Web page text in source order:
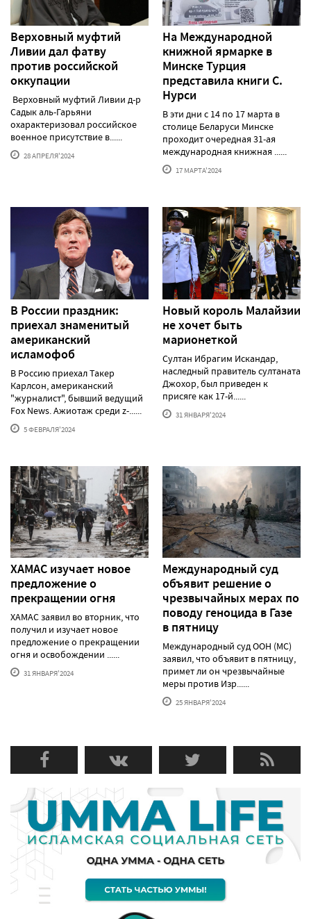
Верховный муфтий
Ливии дал фатву
против российской
оккупации
Верховный муфтий Ливии д-р
Садык аль-Гарьяни
охарактеризовал российское
военное присутствие в......
28 АПРЕЛЯ'2024
На Международной
книжной ярмарке в
Минске Турция
представила книги С.
Нурси
В эти дни с 14 по 17 марта в
столице Беларуси Минске
проходит очередная 31-ая
международная книжная ......
17 МАРТА'2024
В России праздник:
приехал знаменитый
американский
исламофоб
В Россию приехал Такер
Карлсон, американский
"журналист", бывший ведущий
Fox News. Ажиотаж среди z-......
5 ФЕВРАЛЯ'2024
Новый король Малайзии
не хочет быть
марионеткой
Султан Ибрагим Искандар,
наследный правитель султаната
Джохор, был приведен к
присяге как 17-й......
31 ЯНВАРЯ'2024
ХАМАС изучает новое
предложение о
прекращении огня
ХАМАС заявил во вторник, что
получил и изучает новое
предложение о прекращении
огня и освобождении ......
31 ЯНВАРЯ'2024
Международный суд
объявит решение о
чрезвычайных мерах по
поводу геноцида в Газе
в пятницу
Международный суд ООН (МС)
заявил, что объявит в пятницу,
примет ли он чрезвычайные
меры против Изр......
25 ЯНВАРЯ'2024